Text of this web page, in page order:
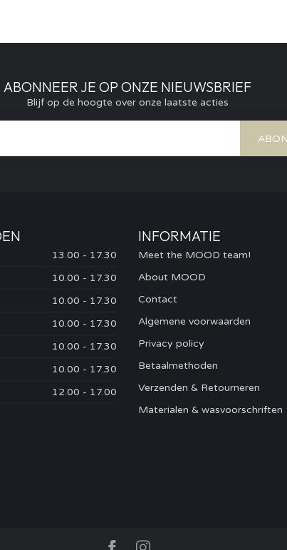
ABONNEER JE OP ONZE NIEUWSBRIEF
Blijf op de hoogte over onze laatste acties
13.00 - 17.30
10.00 - 17.30
10.00 - 17.30
10.00 - 17.30
10.00 - 17.30
10.00 - 17.30
12.00 - 17.00
INFORMATIE
Meet the MOOD team!
About MOOD
Contact
Algemene voorwaarden
Privacy policy
Betaalmethoden
Verzenden & Retourneren
Materialen & wasvoorschriften